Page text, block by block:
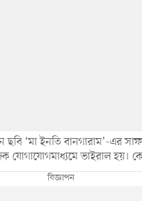
ছবি ‘মা ইনতি বানগারাম’-এর
যোগাযোগমাধ্যমে ভাইরাল হয়।